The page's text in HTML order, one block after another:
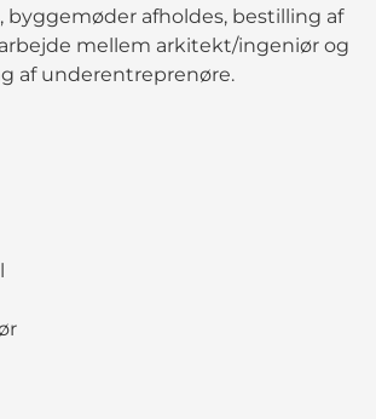
byggemøder afholdes, bestilling af
mellem arkitekt/ingeniør og
af underentreprenøre.